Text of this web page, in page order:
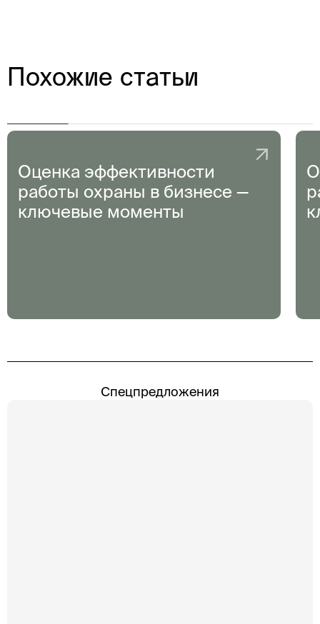
Похожие статьи
Оценка эффективности
работы охраны в бизнесе —
ключевые моменты
Спецпредложения